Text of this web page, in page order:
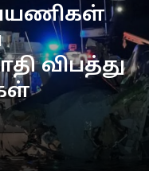
விபத்து